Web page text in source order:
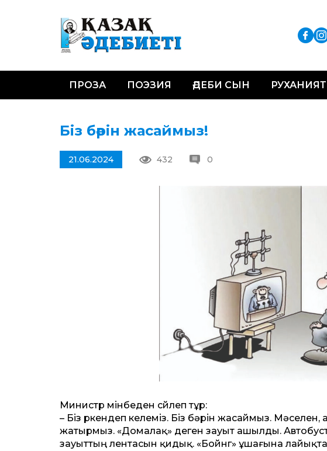
ПРОЗА ПОЭЗИЯ ӘДЕБИ СЫН РУХАНИЯТ
Біз бәрін жасаймыз!
21.06.2024 432 0
Министр мінбеден сөйлеп тұр:
– Біз өркендеп келеміз. Біз бәрін жасаймыз.
жатырмыз. «Домалақ» деген зауыт ашылды.
зауыт­тың лентасын қидық. «Бойнг» ұшағына